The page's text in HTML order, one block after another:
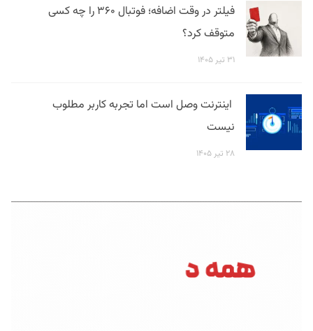
فیلتر در وقت اضافه؛ فوتبال ۳۶۰ را چه کسی
متوقف کرد؟
۳۱ تیر ۱۴۰۵
اینترنت وصل است اما تجربه کاربر مطلوب
نیست
۲۸ تیر ۱۴۰۵